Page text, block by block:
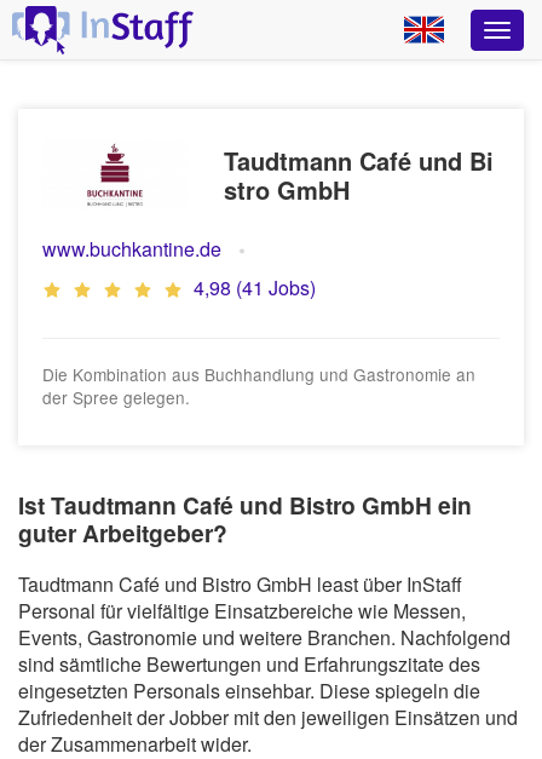
Taudtmann Café und Bi
stro GmbH
www.buchkantine.de
4,98 (41 Jobs)
Die Kombination aus Buchhandlung und Gastronomie an
der Spree gelegen.
Ist Taudtmann Café und Bistro GmbH ein
guter Arbeitgeber?
Taudtmann Café und Bistro GmbH least über InStaff
Personal für vielfältige Einsatzbereiche wie Messen,
Events, Gastronomie und weitere Branchen. Nachfolgend
sind sämtliche Bewertungen und Erfahrungszitate des
eingesetzten Personals einsehbar. Diese spiegeln die
Zufriedenheit der Jobber mit den jeweiligen Einsätzen und
der Zusammenarbeit wider.